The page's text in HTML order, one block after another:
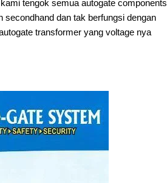
tengok semua autogate components
secondhand dan tak berfungsi dengan
transformer yang voltage nya